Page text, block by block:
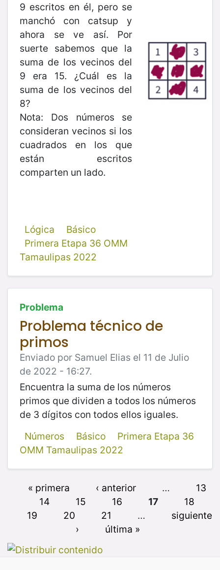
9 escritos en él, pero se
manchó con catsup y
ahora se ve así. Por
suerte sabemos que la
suma de los vecinos del
9 era 15. ¿Cuál es la
suma de los vecinos del
8?
Nota: Dos números se
consideran vecinos si los
cuadrados en los que
están escritos
comparten un lado.
Lógica
Básico
Primera Etapa 36 OMM
Tamaulipas 2022
Problema
Problema técnico de
primos
Enviado por Samuel Elias el 11 de Julio
de 2022 - 16:27.
Encuentra la suma de los números
primos que dividen a todos los números
de 3 dígitos con todos ellos iguales.
Números
Básico
Primera Etapa 36
OMM Tamaulipas 2022
« primera ‹ anterior …
13
14
15 16 17
18
19
20 21 …
siguiente
›
última »